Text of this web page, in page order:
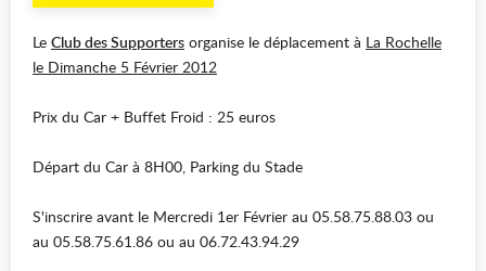
Le Club des Supporters organise le déplacement à La Rochelle
le Dimanche 5 Février 2012
Prix du Car + Buffet Froid : 25 euros
Départ du Car à 8H00, Parking du Stade
S'inscrire avant le Mercredi 1er Février au 05.58.75.88.03 ou
au 05.58.75.61.86 ou au 06.72.43.94.29